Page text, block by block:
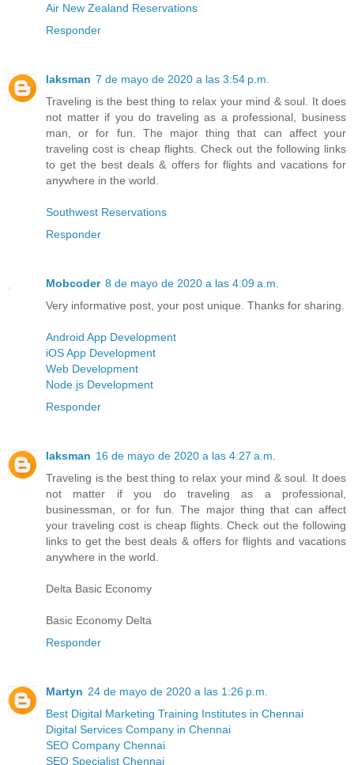
Air New Zealand Reservations
Responder
laksman 7 de mayo de 2020 a las 3:54 p.m.
Traveling is the best thing to relax your mind & soul. It does
not matter if you do traveling as a professional, business
man, or for fun. The major thing that can affect your
traveling cost is cheap flights. Check out the following links
to get the best deals & offers for flights and vacations for
anywhere in the world.
Southwest Reservations
Responder
Mobcoder 8 de mayo de 2020 a las 4:09 a.m.
Very informative post, your post unique. Thanks for sharing.
Android App Development
iOS App Development
Web Development
Node.js Development
Responder
laksman 16 de mayo de 2020 a las 4:27 a.m.
Traveling is the best thing to relax your mind & soul. It does
not matter if you do traveling as a professional,
businessman, or for fun. The major thing that can affect
your traveling cost is cheap flights. Check out the following
links to get the best deals & offers for flights and vacations
anywhere in the world.
Delta Basic Economy
Basic Economy Delta
Responder
Martyn 24 de mayo de 2020 a las 1:26 p.m.
Best Digital Marketing Training Institutes in Chennai
Digital Services Company in Chennai
SEO Company Chennai
SEO Specialist Chennai